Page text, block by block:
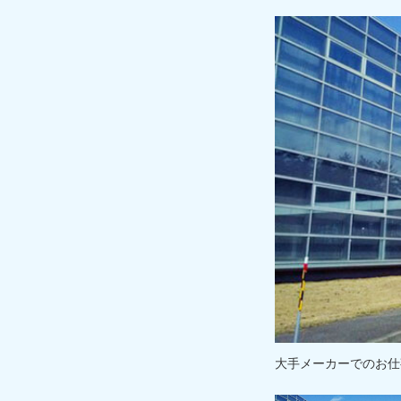
大手メーカーでのお